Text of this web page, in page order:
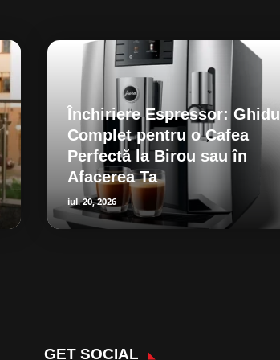
Închiriere Espressor: Ghidul
Complet pentru o Cafea
Perfectă la Birou sau în
Afacerea Ta
iul. 20, 2026
GET SOCIAL